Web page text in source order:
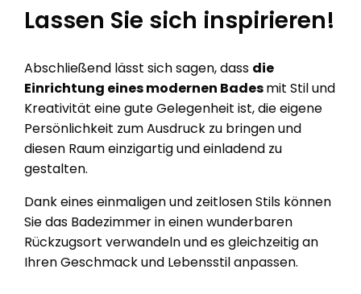
Lassen Sie sich inspirieren!
Abschließend lässt sich sagen, dass die
Einrichtung eines modernen Badesmit Stil und
Kreativität eine gute Gelegenheit ist, die eigene
Persönlichkeit zum Ausdruck zu bringen und
diesen Raum einzigartig und einladend zu
gestalten.
Dank eines einmaligen und zeitlosen Stils können
Sie das Badezimmer in einen wunderbaren
Rückzugsort verwandeln und es gleichzeitig an
Ihren Geschmack und Lebensstil anpassen.